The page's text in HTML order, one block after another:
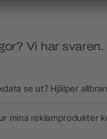
Vi har svaren.
se ut? Hjälper
mina reklamprodukter